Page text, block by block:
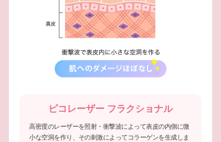
ピコレーザー フラクショナル
高密度のレーザーを照射・衝撃波によって表皮の内側に微
小な空洞を作り、その刺激によってコラーゲンを生成しま